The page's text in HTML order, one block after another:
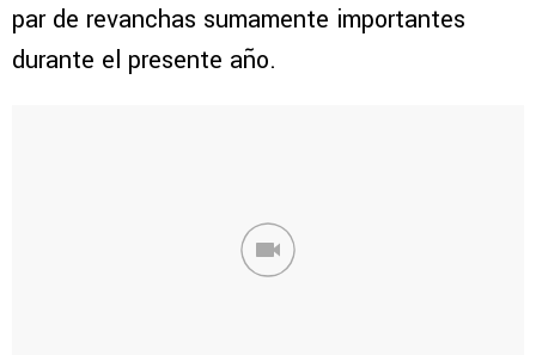
par de revanchas sumamente importantes
durante el presente año.